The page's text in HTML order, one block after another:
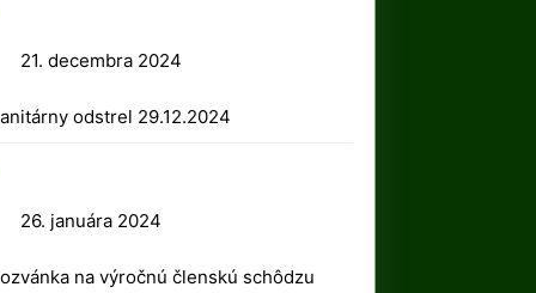
21. decembra 2024
decembra
odstrel 29.12.2024
26. januára 2024
januára
na výročnú členskú schôdzu